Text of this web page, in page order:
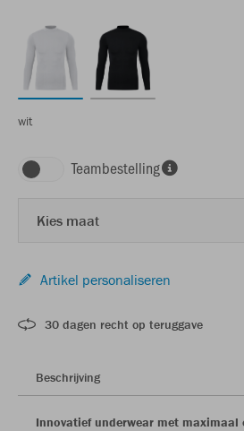
wit
Teambestelling
Kies maat
Artikel personaliseren
30 dagen recht op teruggave
Beschrijving
Innovatief underwear met maximaal